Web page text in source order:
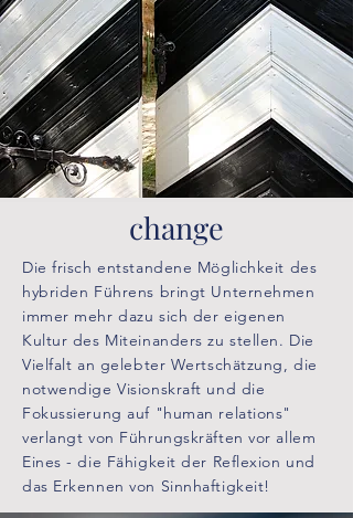
change
Die frisch entstandene Möglichkeit des
hybriden Führens bringt Unternehmen
immer mehr dazu sich der eigenen
Kultur des Miteinanders zu stellen. Die
Vielfalt an gelebter Wertschätzung, die
notwendige Visionskraft und die
Fokussierung auf "human relations"
verlangt von Führungskräften vor allem
Eines - die Fähigkeit der Reflexion und
das Erkennen von Sinnhaftigkeit!